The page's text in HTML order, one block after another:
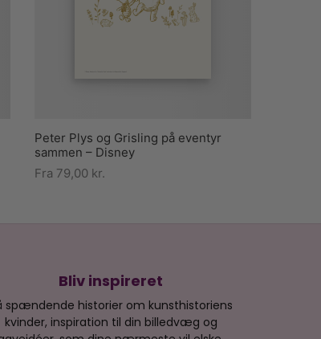
Peter Plys og Grisling på eventyr
sammen – Disney
Fra 79,00 kr.
Bliv inspireret
spændende historier om kunsthistoriens
kvinder, inspiration til din billedvæg og